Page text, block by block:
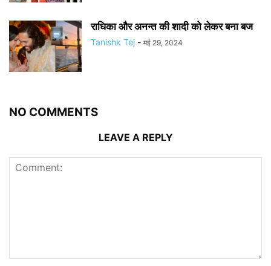
राधिका और अनन्त की शादी को लेकर बना बज
Tanishk Tej - मई 29, 2024
NO COMMENTS
LEAVE A REPLY